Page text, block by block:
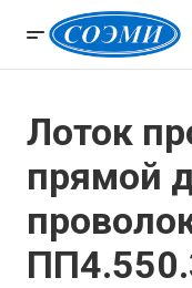
Лоток
прямой